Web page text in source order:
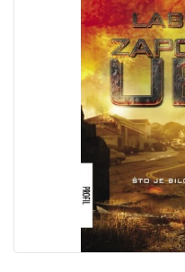
UDŽBENIKE!